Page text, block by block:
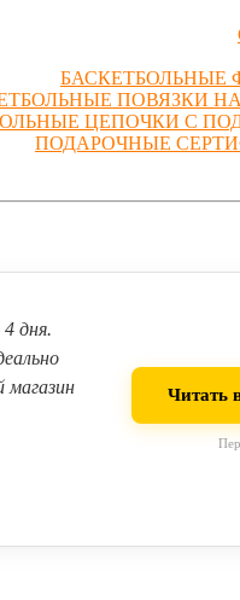
БАСКЕТБОЛЬНЫЕ
ПОВЯЗКИ
ЦЕПОЧКИ С
ПОДАРОЧНЫЕ
дня.
магазин
Читать